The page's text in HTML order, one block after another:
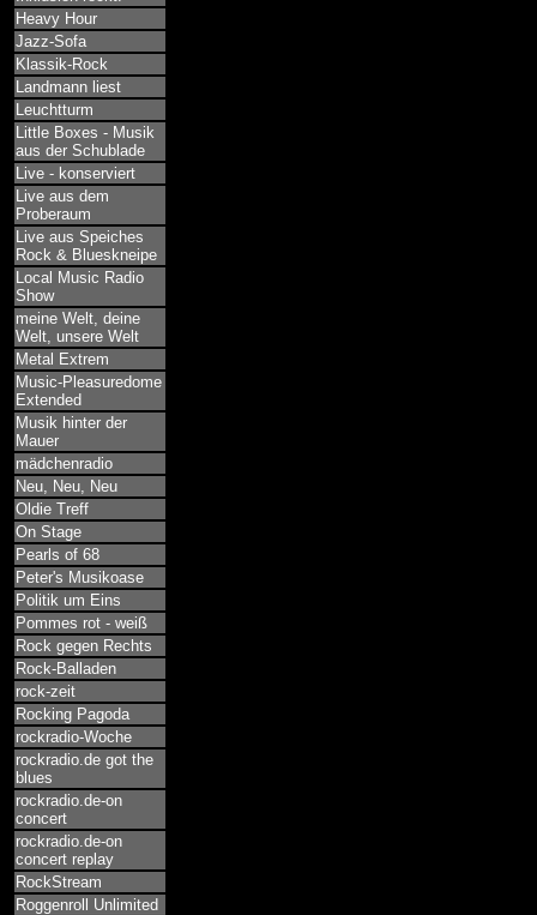
Heavy Hour
Jazz-Sofa
Klassik-Rock
Landmann liest
Leuchtturm
Little Boxes - Musik
aus der Schublade
Live - konserviert
Live aus dem
Proberaum
Live aus Speiches
Rock & Blueskneipe
Local Music Radio
Show
meine Welt, deine
Welt, unsere Welt
Metal Extrem
Music-Pleasuredome
Extended
Musik hinter der
Mauer
mädchenradio
Neu, Neu, Neu
Oldie Treff
On Stage
Pearls of 68
Peter's Musikoase
Politik um Eins
Pommes rot - weiß
Rock gegen Rechts
Rock-Balladen
rock-zeit
Rocking Pagoda
rockradio-Woche
rockradio.de got the
blues
rockradio.de-on
concert
rockradio.de-on
concert replay
RockStream
Roggenroll Unlimited